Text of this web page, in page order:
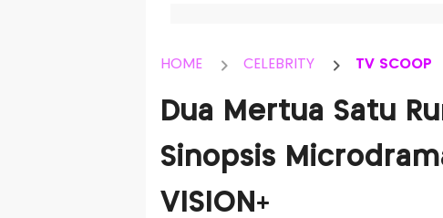
HOME CELEBRITY TV SCOOP
Dua Mertua Satu
Sinopsis
VISION+